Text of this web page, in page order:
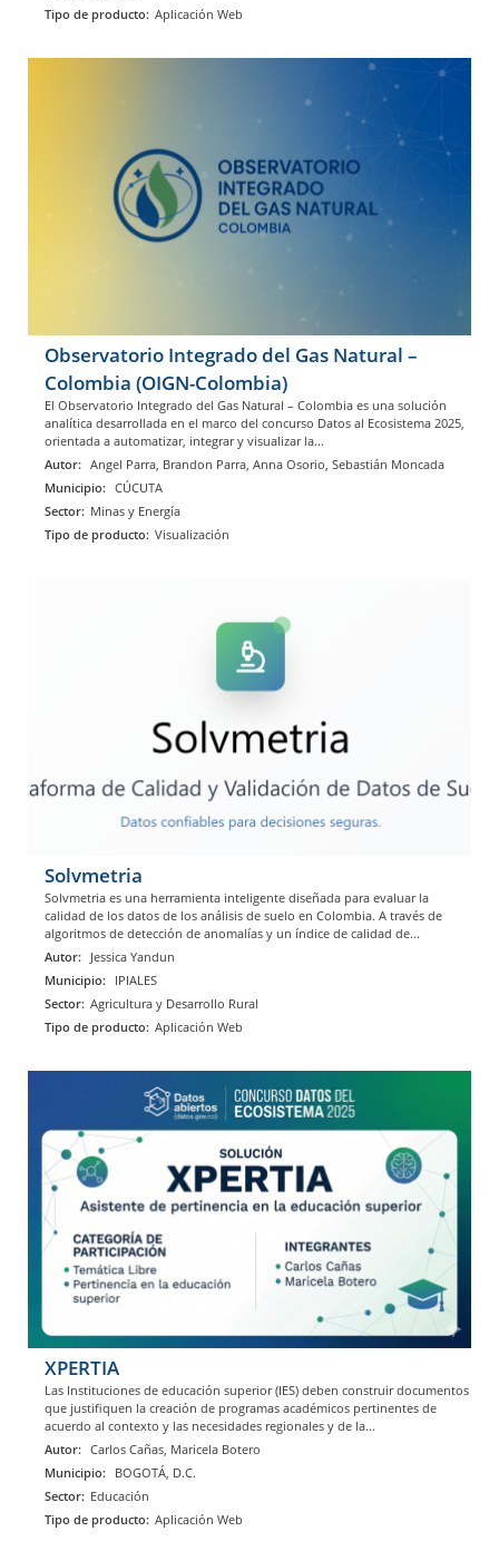
Tipo de producto: Aplicación Web
Observatorio Integrado del Gas Natural –
Colombia (OIGN-Colombia)
El Observatorio Integrado del Gas Natural – Colombia es una solución
analítica desarrollada en el marco del concurso Datos al Ecosistema 2025,
orientada a automatizar, integrar y visualizar la...
Autor: Angel Parra, Brandon Parra, Anna Osorio, Sebastián Moncada
Municipio: CÚCUTA
Sector: Minas y Energía
Tipo de producto: Visualización
Solvmetria
Solvmetria es una herramienta inteligente diseñada para evaluar la
calidad de los datos de los análisis de suelo en Colombia. A través de
algoritmos de detección de anomalías y un índice de calidad de...
Autor: Jessica Yandun
Municipio: IPIALES
Sector: Agricultura y Desarrollo Rural
Tipo de producto: Aplicación Web
XPERTIA
Las Instituciones de educación superior (IES) deben construir documentos
que justifiquen la creación de programas académicos pertinentes de
acuerdo al contexto y las necesidades regionales y de la...
Autor: Carlos Cañas, Maricela Botero
Municipio: BOGOTÁ, D.C.
Sector: Educación
Tipo de producto: Aplicación Web